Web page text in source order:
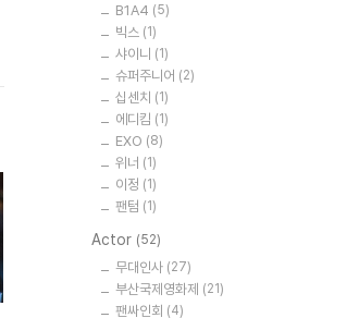
B1A4 (5)
빅스 (1)
샤이니 (1)
슈퍼주니어 (2)
십센치 (1)
에디킴 (1)
EXO (8)
위너 (1)
이정 (1)
팬텀 (1)
Actor (52)
무대인사 (27)
부산국제영화제 (21)
팬싸인회 (4)